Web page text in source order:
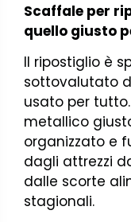
Scaffale per
quello giusto
Il ripostiglio è
sottovalutato
usato per
metallico
organizzato e
dagli attrezzi
dalle scorte
stagionali.